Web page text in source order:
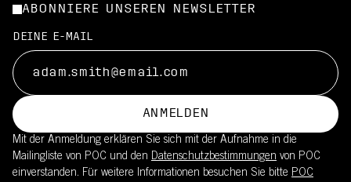
ABONNIERE UNSEREN NEWSLETTER
DEINE E-MAIL
ANMELDEN
Mit der Anmeldung erklären Sie sich mit der Aufnahme in die
Mailingliste von POC und den Datenschutzbestimmungen von POC
einverstanden. Für weitere Informationen besuchen Sie bitte POC